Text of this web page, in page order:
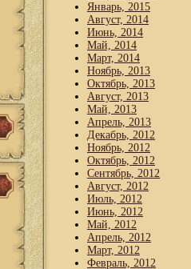
Январь, 2015
Август, 2014
Июнь, 2014
Май, 2014
Март, 2014
Ноябрь, 2013
Октябрь, 2013
Август, 2013
Май, 2013
Апрель, 2013
Декабрь, 2012
Ноябрь, 2012
Октябрь, 2012
Сентябрь, 2012
Август, 2012
Июль, 2012
Июнь, 2012
Май, 2012
Апрель, 2012
Март, 2012
Февраль, 2012